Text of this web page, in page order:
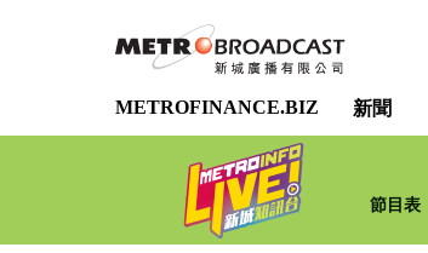
METROFINANCE.BIZ 新聞
節目表